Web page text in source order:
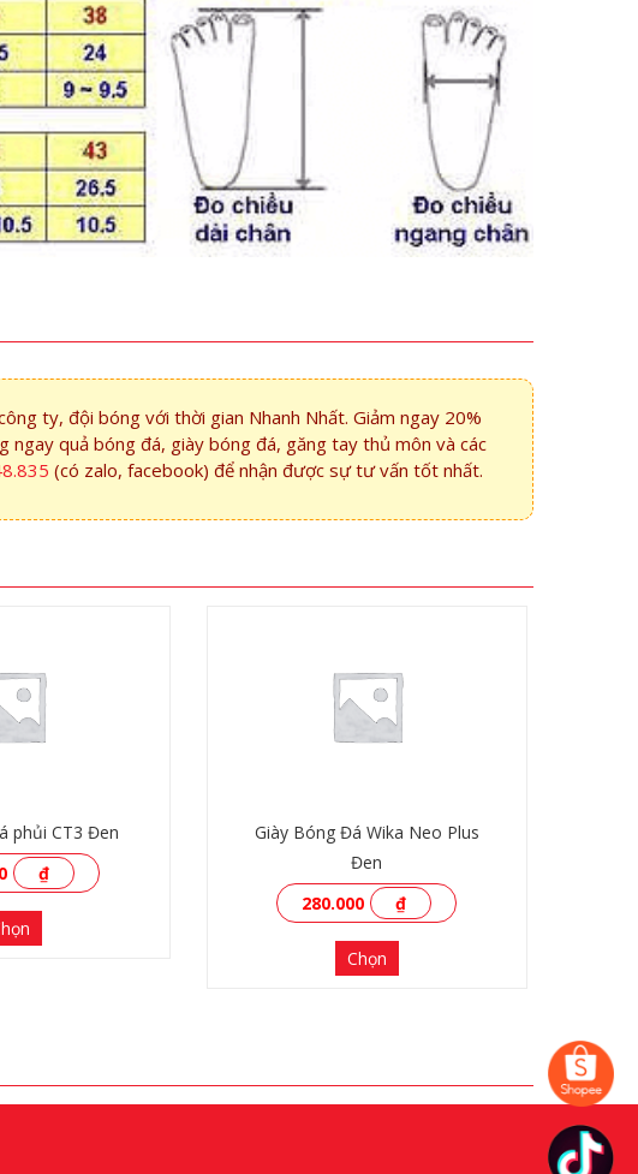
ty, đội bóng với thời gian Nhanh Nhất. Giảm ngay 20%
ngay quả bóng đá, giày bóng đá, găng tay thủ môn và các
(có zalo, facebook) để nhận được sự tư vấn tốt nhất.
phủi CT3 Đen
₫
Giày Bóng Đá Wika Neo Plus
Đen
280.000
₫
Chọn